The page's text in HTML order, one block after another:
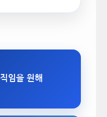
임을 원해